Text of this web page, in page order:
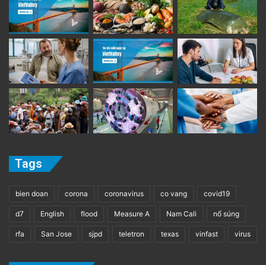
Tags
bien doan corona coronavirus co vang covid19
d7 English flood Measure A Nam Cali nổ súng
rfa San Jose sjpd teletron texas vinfast virus